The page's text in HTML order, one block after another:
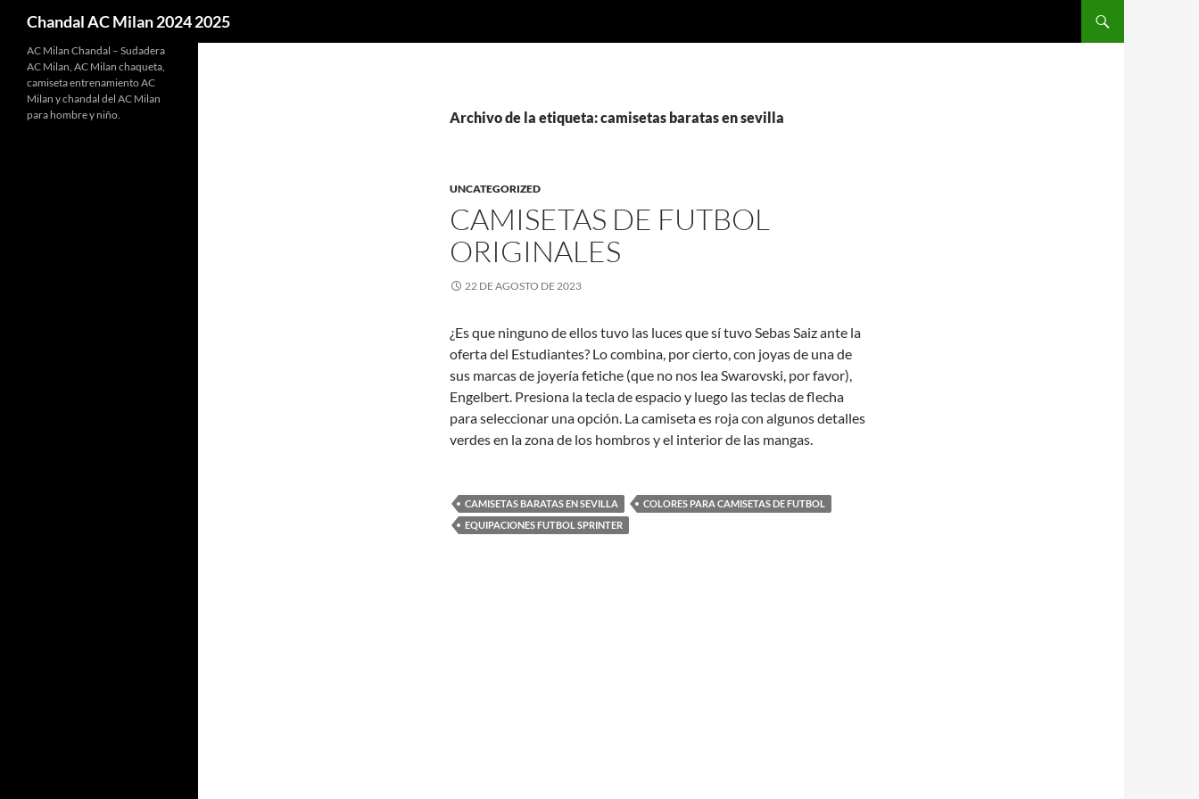
Chandal AC Milan 2024 2025
Archivo de la etiqueta: camisetas baratas en sevilla
UNCATEGORIZED
CAMISETAS DE FUTBOL
ORIGINALES
22 DE AGOSTO DE 2023
¿Es que ninguno de ellos tuvo las luces que sí tuvo Sebas Saiz ante la
oferta del Estudiantes? Lo combina, por cierto, con joyas de una de
sus marcas de joyería fetiche (que no nos lea Swarovski, por favor),
Engelbert. Presiona la tecla de espacio y luego las teclas de flecha
para seleccionar una opción. La camiseta es roja con algunos detalles
verdes en la zona de los hombros y el interior de las mangas.
CAMISETAS BARATAS EN SEVILLA
COLORES PARA CAMISETAS DE FUTBOL
EQUIPACIONES FUTBOL SPRINTER
AC Milan Chandal – Sudadera
AC Milan, AC Milan chaqueta,
camiseta entrenamiento AC
Milan y chandal del AC Milan
para hombre y niño.